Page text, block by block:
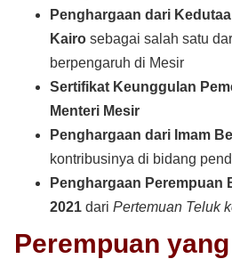
Penghargaan dari
Kairo sebagai salah satu
berpengaruh di Mesir
Sertifikat Keunggulan
Menteri Mesir
Penghargaan dari Imam
kontribusinya di bidang
Penghargaan Perempuan
2021 dari Pertemuan Teluk
Perempuan yang